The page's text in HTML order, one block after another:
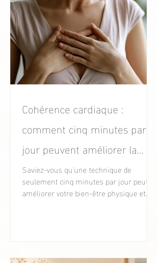
Cohérence cardiaque :
comment cinq minutes par
jour peuvent améliorer la
santé hormonale, la fertilité
et le bien-être féminin.
Saviez-vous qu'une technique de
seulement cinq minutes par jour peut
améliorer votre bien-être physique et